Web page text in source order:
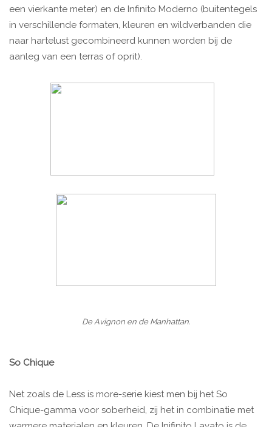
een vierkante meter) en de Infinito Moderno (buitentegels
in verschillende formaten, kleuren en wildverbanden die
naar hartelust gecombineerd kunnen worden bij de
aanleg van een terras of oprit).
De Avignon en de Manhattan.
So Chique
Net zoals de Less is more-serie kiest men bij het So
Chique-gamma voor soberheid, zij het in combinatie met